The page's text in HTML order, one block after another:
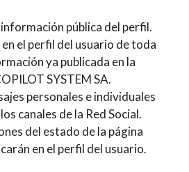
pública del perfil.
el perfil del usuario de toda
ya publicada en la
SYSTEM SA.
personales e individuales
canales de la Red Social.
del estado de la página
en el perfil del usuario.